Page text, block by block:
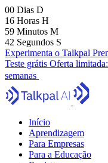
00 Dias D
16 Horas H
59 Minutos M
41 Segundos S
Experimenta o Talkpal
Teste grátis Oferta limitada:
semanas
Início
Aprendizagem
Para Empresas
Para a Educação